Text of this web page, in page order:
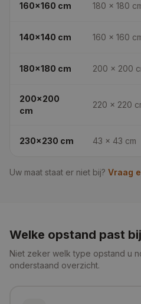
160x160 cm 180 × 180
140x140 cm 160 × 160
180x180 cm 200 × 200
200x200
cm
220 × 220
230x230 cm 43 × 43 cm
Uw maat staat er niet bij? Vraag
Welke opstand past
Niet zeker welk type opstand u
onderstaand overzicht.